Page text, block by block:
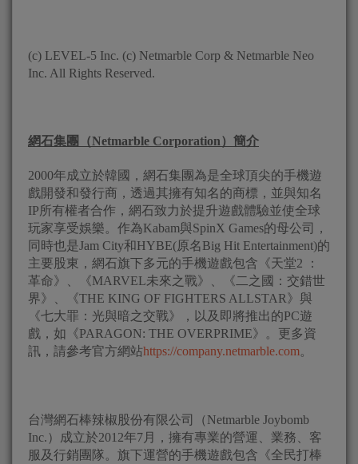
(c) LEVEL-5 Inc. (c) Netmarble Corp & Netmarble Neo
Inc. All Rights Reserved.
網石集團（Netmarble Corporation）簡介
2000年成立於韓國，網石集團為是全球頂尖的手機遊
戲開發和發行商，透過其擁有知名的商標，並與知名
IP所有權者合作，網石致力於提升遊戲體驗並使全球
玩家享受娛樂。作為Kabam與SpinX Games的母公司，
同時也是Jam City和HYBE(原名Big Hit Entertainment)的
主要股東，網石旗下多元的手機遊戲包含《天堂2 ：
革命》、《MARVEL未來之戰》、《二之國：交錯世
界》、《THE KING OF FIGHTERS ALLSTAR》與
《七大罪：光與暗之交戰》，以及即將推出的PC遊
戲，如《PARAGON: THE OVERPRIME》。更多資
訊，請參考官方網站https://company.netmarble.com。
台灣網石棒辣椒股份有限公司（Netmarble Joybomb
Inc.）成立於2012年7月，擁有專業的營運、業務、客
服及行銷團隊。旗下運營的手機遊戲包含《全民打棒